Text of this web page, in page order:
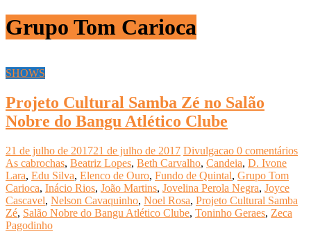
Grupo Tom Carioca
SHOWS
Projeto Cultural Samba Zé no Salão
Nobre do Bangu Atlético Clube
21 de julho de 201721 de julho de 2017 Divulgacao 0 comentários
As cabrochas, Beatriz Lopes, Beth Carvalho, Candeia, D. Ivone
Lara, Edu Silva, Elenco de Ouro, Fundo de Quintal, Grupo Tom
Carioca, Inácio Rios, João Martins, Jovelina Perola Negra, Joyce
Cascavel, Nelson Cavaquinho, Noel Rosa, Projeto Cultural Samba
Zé, Salão Nobre do Bangu Atlético Clube, Toninho Geraes, Zeca
Pagodinho